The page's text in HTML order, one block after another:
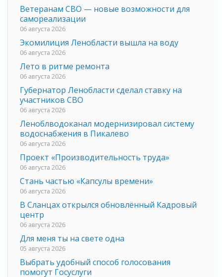
Ветеранам СВО — новые возможности для
самореализации
06 августа 2026
Экомилиция Ленобласти вышла на воду
06 августа 2026
Лето в ритме ремонта
06 августа 2026
Губернатор Ленобласти сделал ставку на
участников СВО
06 августа 2026
Леноблводоканал модернизировал систему
водоснабжения в Пикалево
06 августа 2026
Проект «Производительность труда»
06 августа 2026
Стань частью «Капсулы времени»
06 августа 2026
В Сланцах открылся обновлённый Кадровый
центр
06 августа 2026
Для меня ты на свете одна
05 августа 2026
Выбрать удобный способ голосования
помогут Госуслуги